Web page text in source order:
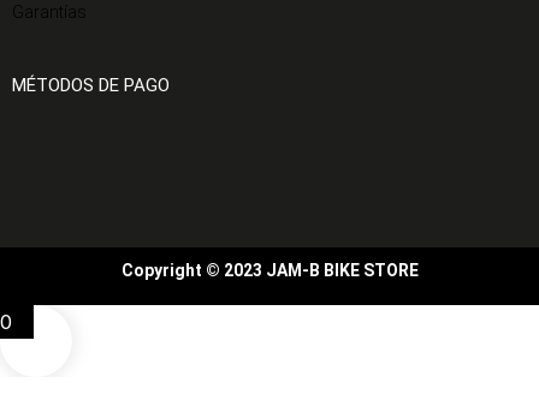
Garantías
MÉTODOS DE PAGO
Copyright © 2023 JAM-B BIKE STORE
0